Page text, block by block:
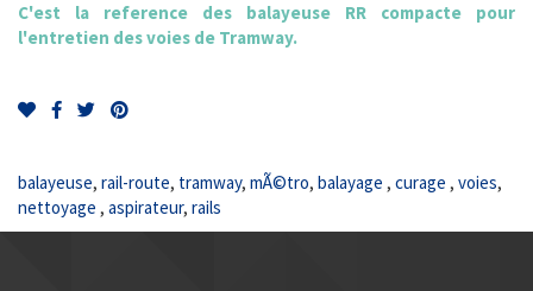
C'est la reference des balayeuse RR compacte pour
l'entretien des voies de Tramway.
balayeuse, rail-route, tramway, mÃ©tro, balayage , curage , voies,
nettoyage , aspirateur, rails